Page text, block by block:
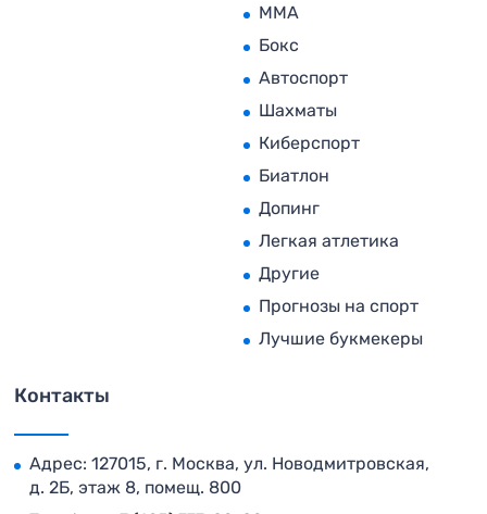
MMA
Бокс
Автоспорт
Шахматы
Киберспорт
Биатлон
Допинг
Легкая атлетика
Другие
Прогнозы на спорт
Лучшие букмекеры
Контакты
Адрес: 127015, г. Москва, ул. Новодмитровская,
д. 2Б, этаж 8, помещ. 800